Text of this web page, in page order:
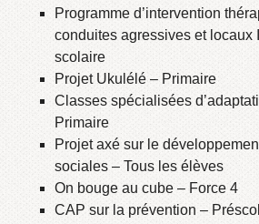
Programme d’intervention
conduites agressives et locaux
scolaire
Projet Ukulélé – Primaire
Classes spécialisées
Primaire
Projet axé sur le
sociales – Tous les élèves
On bouge au cube – Force 4
CAP sur la prévention –